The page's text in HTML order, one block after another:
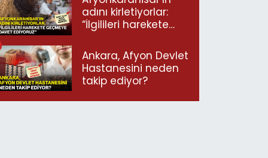
adını kirletiyorlar:
“İlgilileri harekete
ediyoruz”
Ankara, Afyon Devlet
Hastanesini neden
takip ediyor?